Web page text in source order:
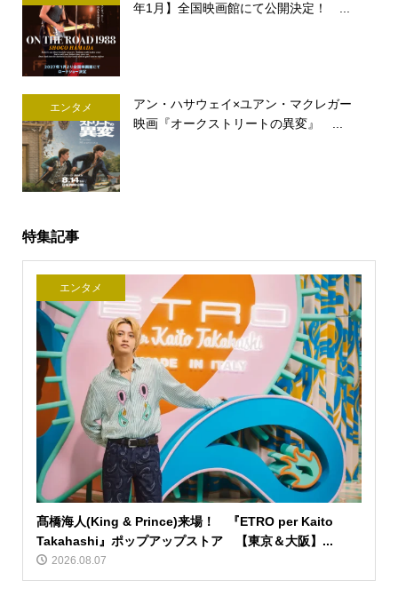
年1月】全国映画館にて公開決定！ ...
エンタメ
アン・ハサウェイ×ユアン・マクレガー
映画『オークストリートの異変』 ...
特集記事
エンタメ
髙橋海人(King & Prince)来場！ 『ETRO per Kaito
Takahashi』ポップアップストア 【東京＆大阪】...
2026.08.07